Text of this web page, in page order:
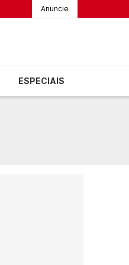
Anuncie
ESPECIAIS